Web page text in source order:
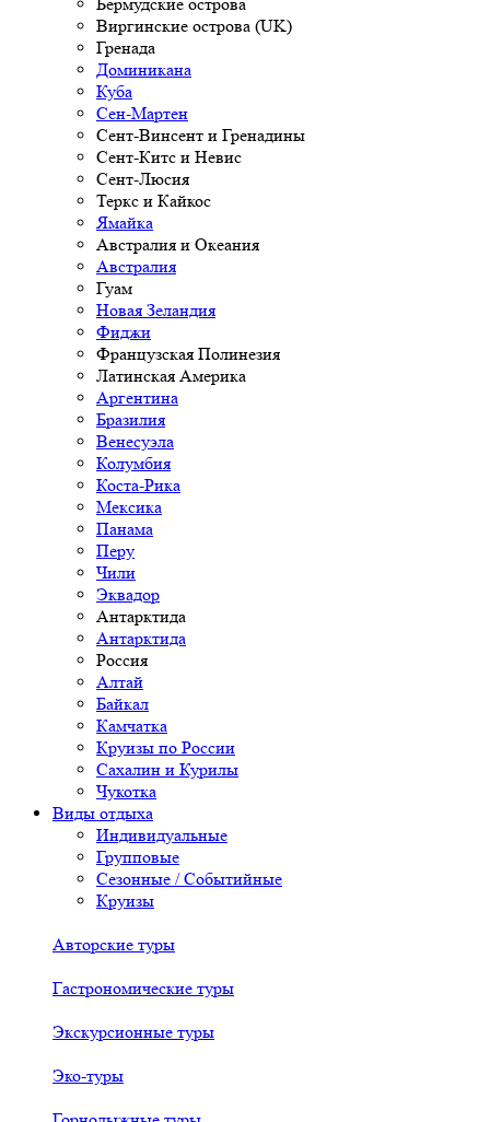
Виргинские острова (UK)
Гренада
Доминикана
Куба
Сен-Мартен
Сент-Винсент и Гренадины
Сент-Китс и Невис
Сент-Люсия
Теркс и Кайкос
Ямайка
Австралия и Океания
Австралия
Гуам
Новая Зеландия
Фиджи
Французская Полинезия
Латинская Америка
Аргентина
Бразилия
Венесуэла
Колумбия
Коста-Рика
Мексика
Панама
Перу
Чили
Эквадор
Антарктида
Антарктида
Россия
Алтай
Байкал
Камчатка
Круизы по России
Сахалин и Курилы
Чукотка
Виды отдыха
Индивидуальные
Групповые
Сезонные / Событийные
Круизы
Авторские туры
Гастрономические туры
Экскурсионные туры
Эко-туры